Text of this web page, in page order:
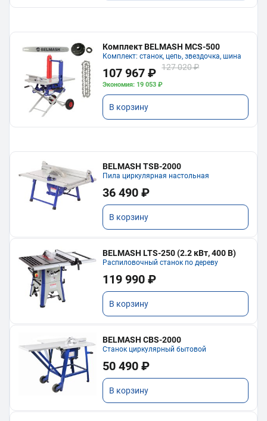
Комплект BELMASH MCS-500
Комплект: станок, цепь, звездочка, шина
107 967 ₽ 127 020 ₽
Экономия: 19 053 ₽
В корзину
BELMASH TSB-2000
Пила циркулярная настольная
36 490 ₽
В корзину
BELMASH LTS-250 (2.2 кВт, 400 В)
Распиловочный станок по дереву
119 990 ₽
В корзину
BELMASH CBS-2000
Станок циркулярный бытовой
50 490 ₽
В корзину